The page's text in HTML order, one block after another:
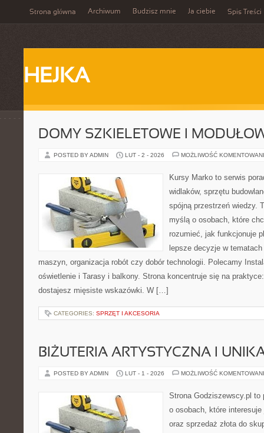
Strona główna Archiwum Budzisz mnie Ja ciebie Spis Treści
HEJKA
DOMY SZKIELETOWE I
POSTED BY ADMIN LUT - 2 - 2026 MOŻLIWOŚĆ
Kursy Marko to serwis
widlaków, sprzętu
spójną przestrzeń wiedzy.
myślą o osobach, które
rozumieć, jak funkcjonuje
lepsze decyzje w
maszyn, organizacja robót czy dobór technologii. Polecamy
oświetlenie i Tarasy i balkony. Strona koncentruje się na
dostajesz mięsiste wskazówki. W […]
CATEGORIES: SPRZĘT I AKCESORIA
BIŻUTERIA ARTYSTYCZNA I
POSTED BY ADMIN LUT - 1 - 2026 MOŻLIWOŚĆ
Strona Godziszewscy.pl
o osobach, które
oraz sprzedaż złota do